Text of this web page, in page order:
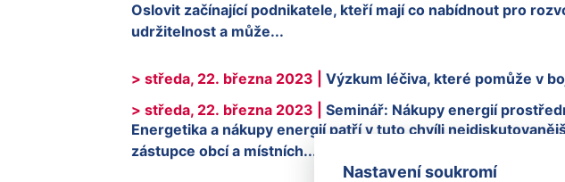
Nastavení soukromí
Oslovit začínající podnikatele, kteří mají co nabídnout pro
udržitelnost a může...
> středa, 22. března 2023 | Výzkum léčiva, které pomůže v
> středa, 22. března 2023 | Seminář: Nákupy energií
Energetika a nákupy energií patří v tuto chvíli
zástupce obcí a místních...